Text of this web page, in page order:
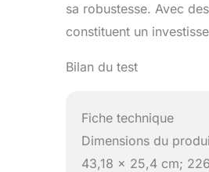
sa robustesse. Avec
constituent un
Bilan du test
Fiche technique
Dimensions du
43,18 x 25,4 cm;